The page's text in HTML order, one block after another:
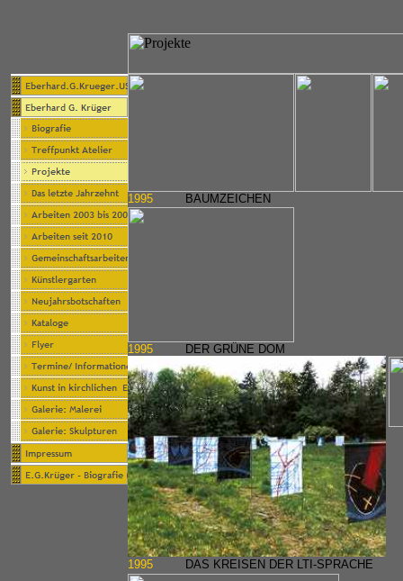
1995 BAUMZEICHEN
1995 DER GRÜNE DOM
1995 DAS KREISEN DER LTI-SPRACHE